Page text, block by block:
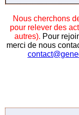
Nous cherchons
pour relever des
autres). Pour
merci de nous